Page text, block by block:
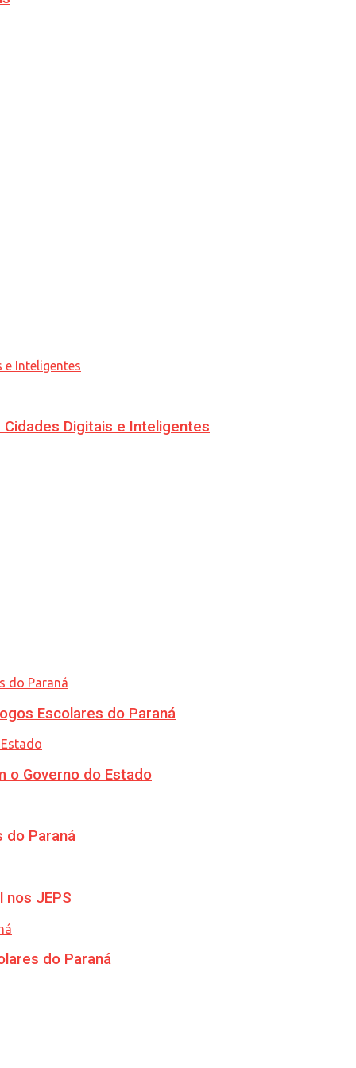
Digitais e Inteligentes
Escolares do Paraná
o Governo do Estado
do Paraná
JEPS
do Paraná